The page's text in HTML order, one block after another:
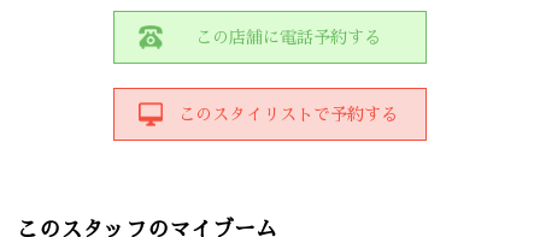
この店舗に電話予約する
この スタイリスト で予約する
このスタッフのマイブーム